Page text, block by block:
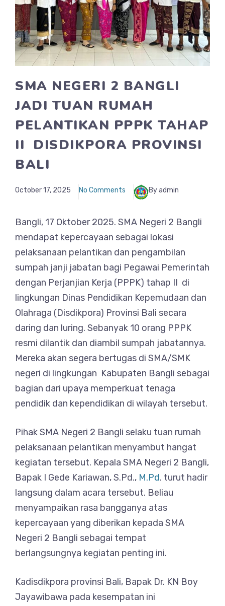
SMA NEGERI 2 BANGLI
JADI TUAN RUMAH
PELANTIKAN PPPK TAHAP
II DISDIKPORA PROVINSI
BALI
October 17, 2025 No Comments By admin
Bangli, 17 Oktober 2025. SMA Negeri 2 Bangli
mendapat kepercayaan sebagai lokasi
pelaksanaan pelantikan dan pengambilan
sumpah janji jabatan bagi Pegawai Pemerintah
dengan Perjanjian Kerja (PPPK) tahap II di
lingkungan Dinas Pendidikan Kepemudaan dan
Olahraga (Disdikpora) Provinsi Bali secara
daring dan luring. Sebanyak 10 orang PPPK
resmi dilantik dan diambil sumpah jabatannya.
Mereka akan segera bertugas di SMA/SMK
negeri di lingkungan Kabupaten Bangli sebagai
bagian dari upaya memperkuat tenaga
pendidik dan kependidikan di wilayah tersebut.
Pihak SMA Negeri 2 Bangli selaku tuan rumah
pelaksanaan pelantikan menyambut hangat
kegiatan tersebut. Kepala SMA Negeri 2 Bangli,
Bapak I Gede Kariawan, S.Pd., M.Pd. turut hadir
langsung dalam acara tersebut. Beliau
menyampaikan rasa bangganya atas
kepercayaan yang diberikan kepada SMA
Negeri 2 Bangli sebagai tempat
berlangsungnya kegiatan penting ini.
Kadisdikpora provinsi Bali, Bapak Dr. KN Boy
Jayawibawa pada kesempatan ini